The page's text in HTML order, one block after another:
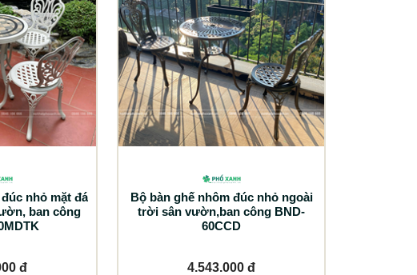
nhỏ mặt đá
ban công
đ
Bộ bàn ghế nhôm đúc nhỏ ngoài
trời sân vườn,ban công BND-
60CCD
4.543.000 đ